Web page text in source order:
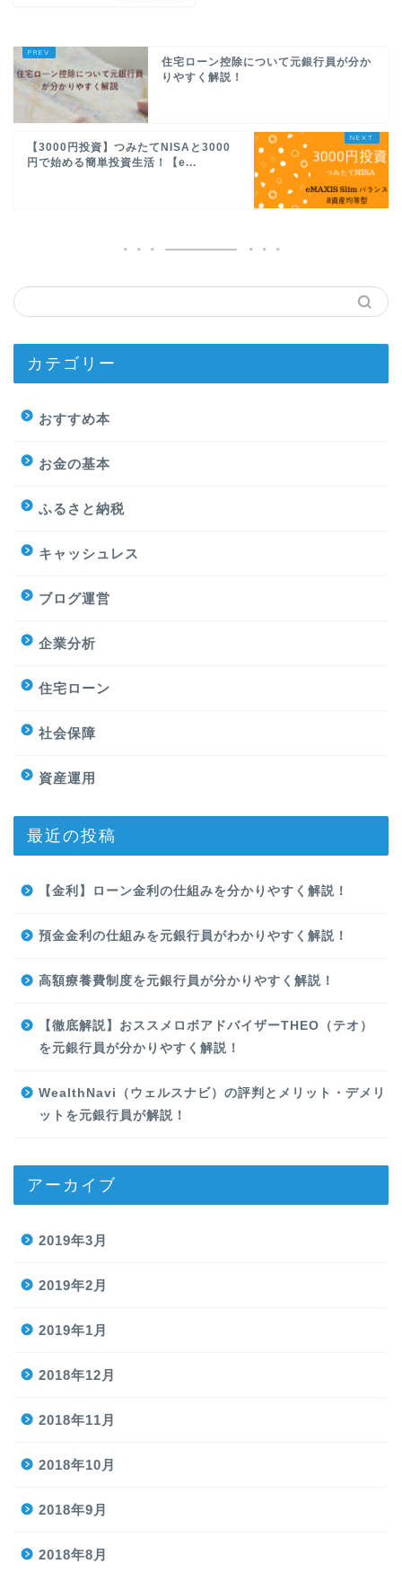
住宅ローン控除について元銀行員が分か
りやすく解説！
【3000円投資】つみたてNISAと3000
円で始める簡単投資生活！【e...
カテゴリー
おすすめ本
お金の基本
ふるさと納税
キャッシュレス
ブログ運営
企業分析
住宅ローン
社会保障
資産運用
最近の投稿
【金利】ローン金利の仕組みを分かりやすく解説！
預金金利の仕組みを元銀行員がわかりやすく解説！
高額療養費制度を元銀行員が分かりやすく解説！
【徹底解説】おススメロボアドバイザーTHEO（テオ）
を元銀行員が分かりやすく解説！
WealthNavi（ウェルスナビ）の評判とメリット・デメリ
ットを元銀行員が解説！
アーカイブ
2019年3月
2019年2月
2019年1月
2018年12月
2018年11月
2018年10月
2018年9月
2018年8月